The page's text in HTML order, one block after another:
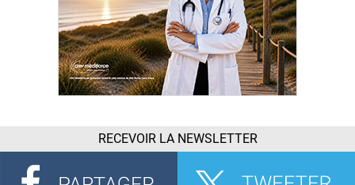
RECEVOIR LA NEWSLETTER